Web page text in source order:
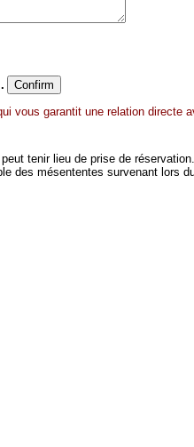
vous garantit une relation directe
tenir lieu de prise de réservation.
des mésententes survenant lors